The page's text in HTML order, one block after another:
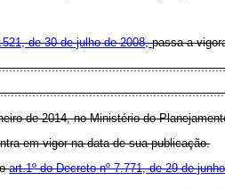
de 30 de julho de 2008,passa a
de 2014, no Ministério do
em vigor na data de sua publicação.
oart.1º do Decreto nº 7.771, de 29 de